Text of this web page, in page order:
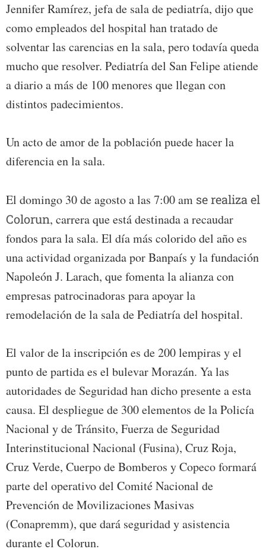
Jennifer Ramírez, jefa de sala de pediatría, dijo que
como empleados del hospital han tratado de
solventar las carencias en la sala, pero todavía queda
mucho que resolver. Pediatría del San Felipe atiende
a diario a más de 100 menores que llegan con
distintos padecimientos.
Un acto de amor de la población puede hacer la
diferencia en la sala.
El domingo 30 de agosto a las 7:00 am se realiza el
Colorun, carrera que está destinada a recaudar
fondos para la sala. El día más colorido del año es
una actividad organizada por Banpaís y la fundación
Napoleón J. Larach, que fomenta la alianza con
empresas patrocinadoras para apoyar la
remodelación de la sala de Pediatría del hospital.
El valor de la inscripción es de 200 lempiras y el
punto de partida es el bulevar Morazán. Ya las
autoridades de Seguridad han dicho presente a esta
causa. El despliegue de 300 elementos de la Policía
Nacional y de Tránsito, Fuerza de Seguridad
Interinstitucional Nacional (Fusina), Cruz Roja,
Cruz Verde, Cuerpo de Bomberos y Copeco formará
parte del operativo del Comité Nacional de
Prevención de Movilizaciones Masivas
(Conapremm), que dará seguridad y asistencia
durante el Colorun.